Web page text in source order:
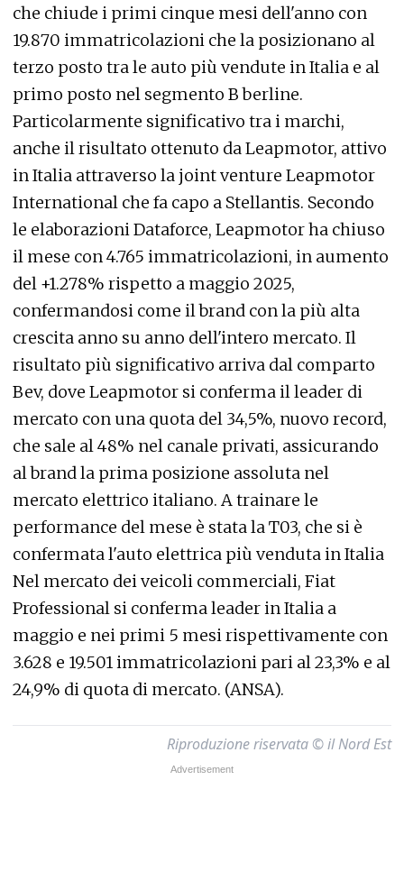
che chiude i primi cinque mesi dell'anno con
19.870 immatricolazioni che la posizionano al
terzo posto tra le auto più vendute in Italia e al
primo posto nel segmento B berline.
Particolarmente significativo tra i marchi,
anche il risultato ottenuto da Leapmotor, attivo
in Italia attraverso la joint venture Leapmotor
International che fa capo a Stellantis. Secondo
le elaborazioni Dataforce, Leapmotor ha chiuso
il mese con 4.765 immatricolazioni, in aumento
del +1.278% rispetto a maggio 2025,
confermandosi come il brand con la più alta
crescita anno su anno dell'intero mercato. Il
risultato più significativo arriva dal comparto
Bev, dove Leapmotor si conferma il leader di
mercato con una quota del 34,5%, nuovo record,
che sale al 48% nel canale privati, assicurando
al brand la prima posizione assoluta nel
mercato elettrico italiano. A trainare le
performance del mese è stata la T03, che si è
confermata l'auto elettrica più venduta in Italia
Nel mercato dei veicoli commerciali, Fiat
Professional si conferma leader in Italia a
maggio e nei primi 5 mesi rispettivamente con
3.628 e 19.501 immatricolazioni pari al 23,3% e al
24,9% di quota di mercato. (ANSA).
Riproduzione riservata © il Nord Est